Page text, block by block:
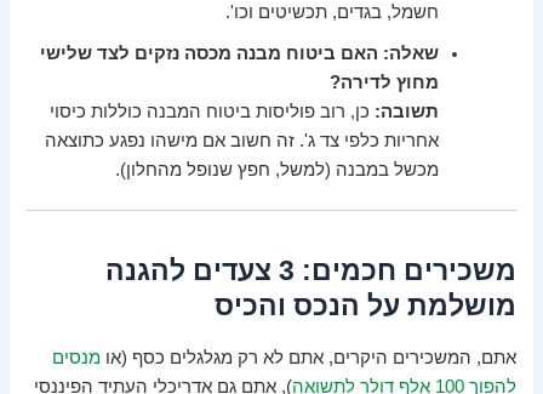
חשמל, בגדים, תכשיטים וכו'.
שאלה: האם ביטוח מבנה מכסה נזקים לצד שלישי
מחוץ לדירה?
תשובה: כן, רוב פוליסות ביטוח המבנה כוללות כיסוי
אחריות כלפי צד ג'. זה חשוב אם מישהו נפגע כתוצאה
מכשל במבנה (למשל, חפץ שנופל מהחלון).
משכירים חכמים: 3 צעדים להגנה
מושלמת על הנכס והכיס
אתם, המשכירים היקרים, אתם לא רק מגלגלים כסף (אומנסים
להפוך 100 אלף דולר לתשואה
), אתם גם אדריכלי העתיד הפיננסי